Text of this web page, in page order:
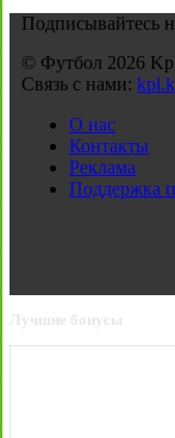
Подписывайтесь
© Футбол 2026
Связь с нами:
О нас
Контакты
Реклама
Поддержка
Лучшие бонусы